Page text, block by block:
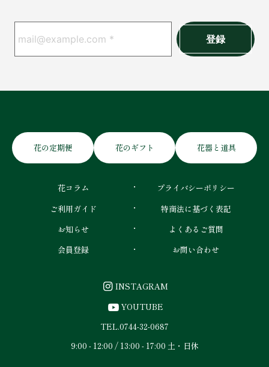
花の定期便 花のギフト 花器と道具
花コラム
ご利用ガイド
お知らせ
会員登録
プライバシーポリシー
特商法に基づく表記
よくあるご質問
お問い合わせ
INSTAGRAM
YOUTUBE
TEL.0744-32-0687
9:00 - 12:00 / 13:00 - 17:00 土・日休